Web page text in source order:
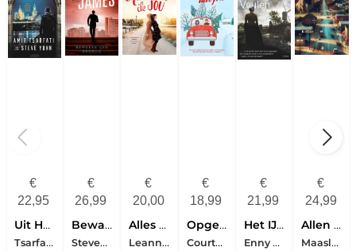
€
22,95
Uit Het Verre Noorden Deel 3 Nir Tavor
Tsarfati, Amir
€
26,99
Bewaker van bedrog
Steven James
€
20,00
Alles geef ik jou
Leanne Pots-Dineke Epping
€
18,99
Opgescheept met jou
Courtney Walsh
€
21,99
Het IJzeren Veulen
Enny de Bruijn
€
24,99
Allen Die Vermoeid En Belast Zijn
Maasland, Rokus